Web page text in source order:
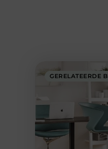
GERELATEERDE